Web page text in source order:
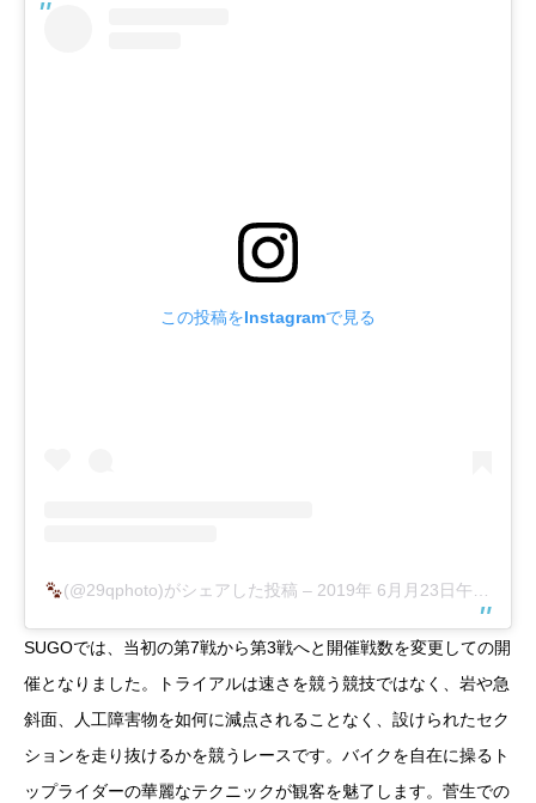
この投稿をInstagramで見る
(@29qphoto)がシェアした投稿 – 2019年 6月月23日午前9時33分PDT
SUGOでは、当初の第7戦から第3戦へと開催戦数を変更しての開
催となりました。トライアルは速さを競う競技ではなく、岩や急
斜面、人工障害物を如何に減点されることなく、設けられたセク
ションを走り抜けるかを競うレースです。バイクを自在に操るト
ップライダーの華麗なテクニックが観客を魅了します。菅生での